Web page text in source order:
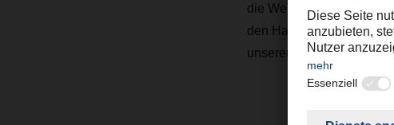
die Welt gebündelt an
den Hallen schaffen
unserer Business Lines,”